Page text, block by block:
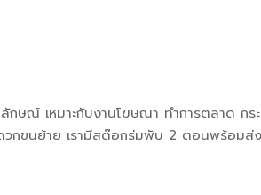
ษณ์ เหมาะกับงานโฆษณา ทำการตลาด กร
วกขนย้าย เรามีสต๊อกร่มพับ 2 ตอนพร้อมส่